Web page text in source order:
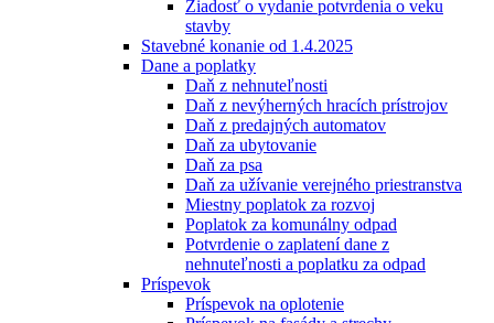
Žiadosť o vydanie potvrdenia o veku
stavby
Stavebné konanie od 1.4.2025
Dane a poplatky
Daň z nehnuteľnosti
Daň z nevýherných hracích prístrojov
Daň z predajných automatov
Daň za ubytovanie
Daň za psa
Daň za užívanie verejného priestranstva
Miestny poplatok za rozvoj
Poplatok za komunálny odpad
Potvrdenie o zaplatení dane z
nehnuteľnosti a poplatku za odpad
Príspevok
Príspevok na oplotenie